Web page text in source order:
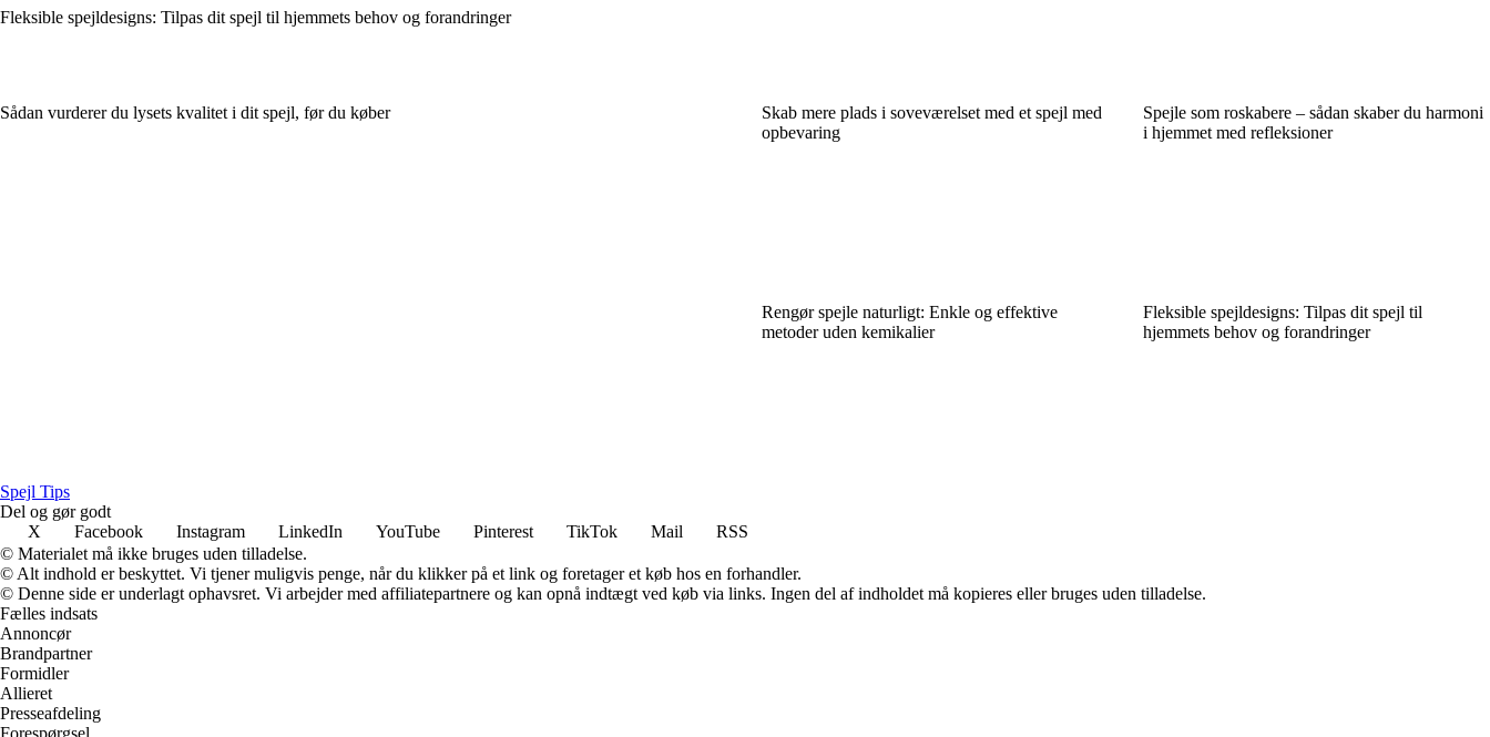
Fleksible spejldesigns: Tilpas dit spejl til hjemmets behov og forandringer
Sådan vurderer du lysets kvalitet i dit spejl, før du køber
Skab mere plads i soveværelset med et spejl med
opbevaring
Spejle som roskabere – sådan skaber du harmoni
i hjemmet med refleksioner
Rengør spejle naturligt: Enkle og effektive
metoder uden kemikalier
Fleksible spejldesigns: Tilpas dit spejl til
hjemmets behov og forandringer
Spejl Tips
Del og gør godt
X
Facebook Instagram LinkedIn YouTube Pinterest TikTok Mail
RSS
© Materialet må ikke bruges uden tilladelse.
© Alt indhold er beskyttet. Vi tjener muligvis penge, når du klikker på et link og foretager et køb hos en forhandler.
© Denne side er underlagt ophavsret. Vi arbejder med affiliatepartnere og kan opnå indtægt ved køb via links. Ingen del af indholdet må kopieres eller bruges uden tilladelse.
Fælles indsats
Annoncør
Brandpartner
Formidler
Allieret
Presseafdeling
Forespørgsel